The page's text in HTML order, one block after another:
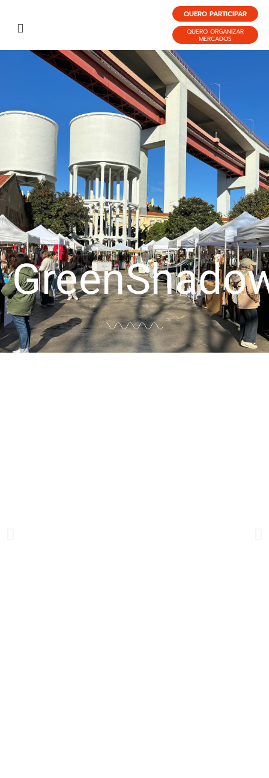
QUERO PARTICIPAR
QUERO ORGANIZAR
MERCADOS